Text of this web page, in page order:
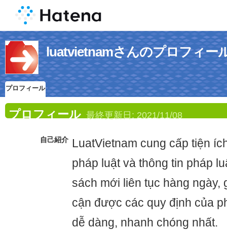
luatvietnamさんのプロフィー
プロフィール
プロフィール 最終更新日: 2021/11/08
自己紹介 LuatVietnam cung cấp tiện
pháp luật và thông tin pháp
sách mới liên tục hàng ngày,
cận được các quy định của
dễ dàng, nhanh chóng nhất.